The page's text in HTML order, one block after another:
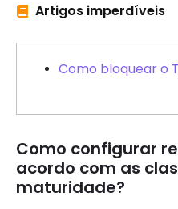
Artigos imperdíveis
Como bloquear o
Como configurar
acordo com as
maturidade?